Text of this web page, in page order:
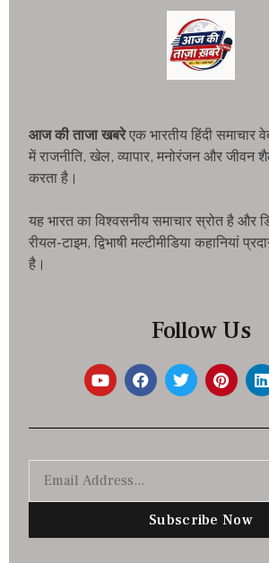
आज की ताजा खबरेएक भारतीय हिंदी समाचार
में राजनीति, खेल, व्यापार, मनोरंजन और जीवन
करता है।
यह भारत का विश्वसनीय समाचार स्रोत है और
रीयल-टाइम, द्विभाषी मल्टीमीडिया कहानियां
है।
Follow Us
Subscribe Now